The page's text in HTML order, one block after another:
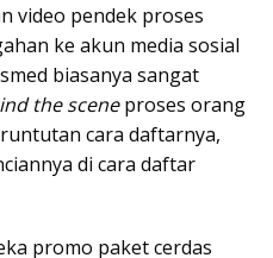
video pendek proses
ke akun media sosial
biasanya sangat
the sceneproses orang
cara daftarnya,
di cara daftar
promo paket cerdas